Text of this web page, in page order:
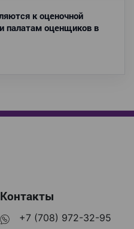
к оценочной
палатам оценщиков в
Контакты
+7 (708) 972-32-95